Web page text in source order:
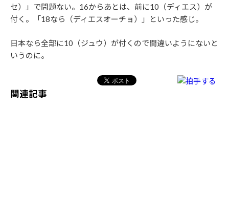
セ）」で問題ない。16からあとは、前に10（ディエス）が
付く。「18なら（ディエスオーチョ）」といった感じ。
日本なら全部に10（ジュウ）が付くので間違いようにないと
いうのに。
関連記事